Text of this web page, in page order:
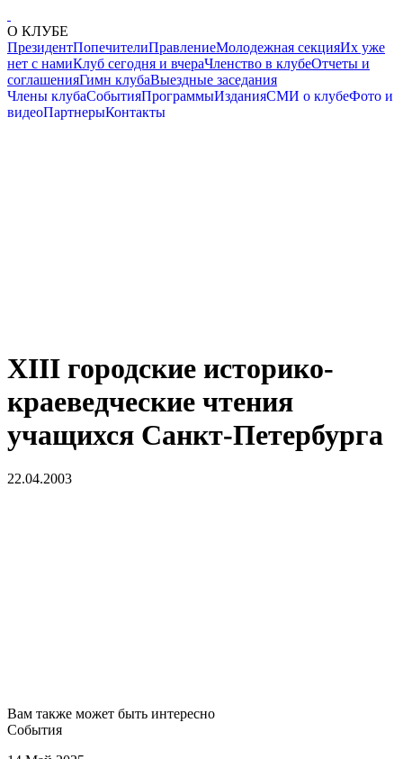
О КЛУБЕ
ПрезидентПопечителиПравлениеМолодежная секцияИх уже
нет с намиКлуб сегодня и вчераЧленство в клубеОтчеты и
соглашенияГимн клубаВыездные заседания
Члены клубаСобытияПрограммыИзданияСМИ о клубеФото и
видеоПартнерыКонтакты
XIII городские историко-
краеведческие чтения
учащихся Санкт-Петербурга
22.04.2003
Вам также может быть интересно
События